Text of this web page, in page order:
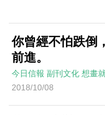
你曾經不怕跌倒
前進。
今日信報 副刊文化 想畫
2018/10/08